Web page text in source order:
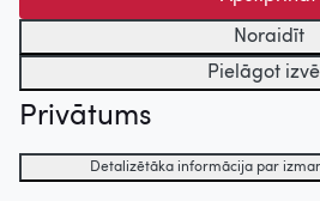
Noraidīt
Pielāgot
Privātums
Detalizētāka informācija par